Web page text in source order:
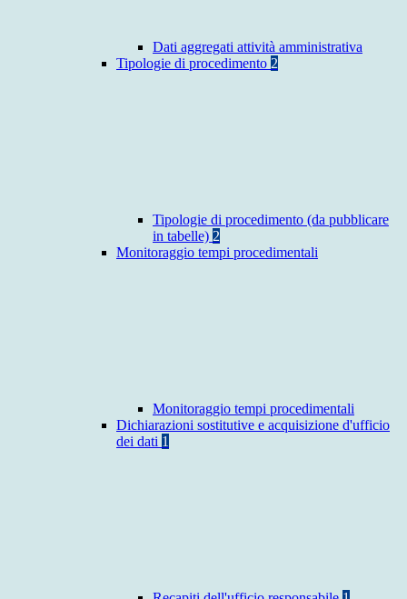
Dati aggregati attività amministrativa
Tipologie di procedimento 2
Tipologie di procedimento (da pubblicare
in tabelle) 2
Monitoraggio tempi procedimentali
Monitoraggio tempi procedimentali
Dichiarazioni sostitutive e acquisizione d'ufficio
dei dati 1